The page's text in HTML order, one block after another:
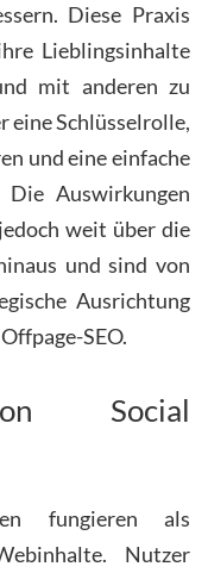
Diese Praxis
Lieblingsinhalte
mit anderen zu
eine Schlüsselrolle,
und eine einfache
Die Auswirkungen
weit über die
und sind von
Ausrichtung
SEO.
Social
fungieren als
Nutzer